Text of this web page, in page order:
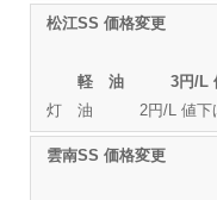
松江SS 価格変更
軽 油 3円/L
灯 油 2円/L 値下
雲南SS 価格変更